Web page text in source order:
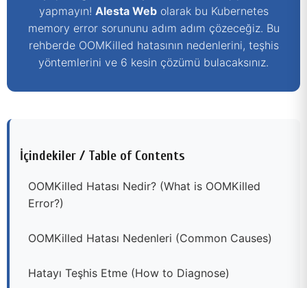
yapmayın! Alesta Webolarak bu Kubernetes
memory error sorununu adım adım çözeceğiz. Bu
rehberde OOMKilled hatasının nedenlerini, teşhis
yöntemlerini ve 6 kesin çözümü bulacaksınız.
İçindekiler / Table of Contents
OOMKilled Hatası Nedir? (What is OOMKilled
Error?)
OOMKilled Hatası Nedenleri (Common Causes)
Hatayı Teşhis Etme (How to Diagnose)